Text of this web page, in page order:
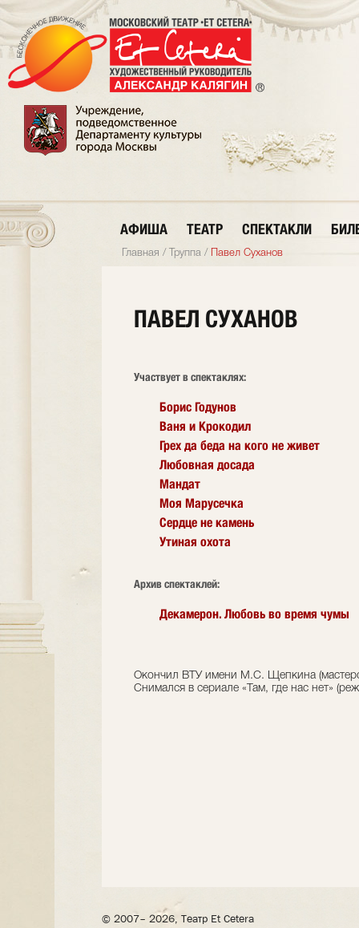
АФИША ТЕАТР СПЕКТАКЛИ
Главная / Труппа / Павел Суханов
ПАВЕЛ СУХАНОВ
Участвует в спектаклях:
Борис Годунов
Ваня и Крокодил
Грех да беда на кого не живет
Любовная досада
Мандат
Моя Марусечка
Сердце не камень
Утиная охота
Архив спектаклей:
Декамерон. Любовь во время чумы
Окончил ВТУ имени М.С. Щепкина
Снимался в сериале «Там, где нас нет»
© 2007– 2026, Театр Et Cetera